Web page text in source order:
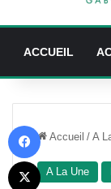
ACCUEIL
Accueil / A
A La Une
X